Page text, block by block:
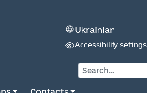
Ukrainian
Accessibility settings